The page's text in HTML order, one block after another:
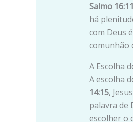
Salmo 16:11
há
com Deus
comunhão
A Escolha
A escolha
14:15,
palavra de
escolher o